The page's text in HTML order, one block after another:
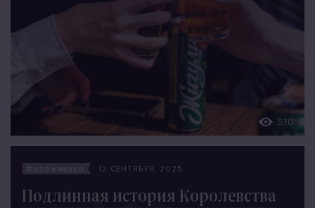
510
12 СЕНТЯБРЯ, 2025
Подлинная история Королевства